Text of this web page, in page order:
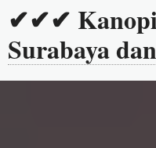
✔✔✔
Surabaya